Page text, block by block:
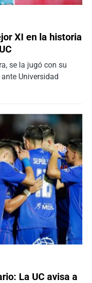
XI en la historia
se la jugó con su
Universidad
La UC avisa a